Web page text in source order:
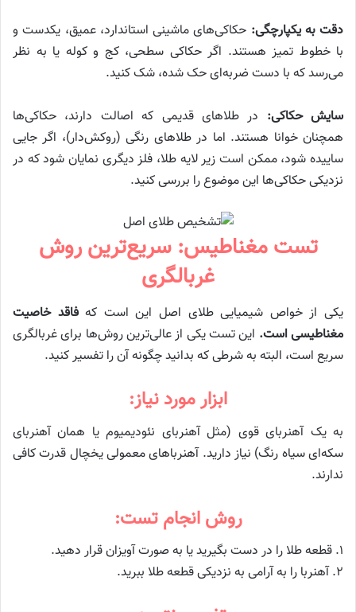
دقت به یکپارچگی: حکاکی‌های ماشینی استاندارد، عمیق، یکدست و
با خطوط تمیز هستند. اگر حکاکی سطحی، کج و کوله یا به نظر
می‌رسد که با دست ضربه‌ای حک شده، شک کنید.
سایش حکاکی: در طلاهای قدیمی که اصالت دارند، حکاکی‌ها
همچنان خوانا هستند. اما در طلاهای رنگی (روکش‌دار)، اگر جایی
ساییده شود، ممکن است زیر لایه طلا، فلز دیگری نمایان شود که در
نزدیکی حکاکی‌ها این موضوع را بررسی کنید.
تست مغناطیس: سریع‌ترین روش
غربالگری
یکی از خواص شیمیایی طلای اصل این است کهفاقد خاصیت
مغناطیسی است. این تست یکی از عالی‌ترین روش‌ها برای غربالگری
سریع است، البته به شرطی که بدانید چگونه آن را تفسیر کنید.
ابزار مورد نیاز:
به یک آهنربای قوی (مثل آهنربای نئودیمیوم یا همان آهنربای
سکه‌ای سیاه رنگ) نیاز دارید. آهنرباهای معمولی یخچال قدرت کافی
ندارند.
روش انجام تست:
۱. قطعه طلا را در دست بگیرید یا به صورت آویزان قرار دهید.
۲. آهنربا را به آرامی به نزدیکی قطعه طلا ببرید.